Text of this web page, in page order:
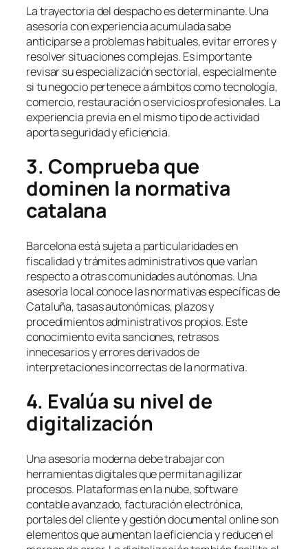
La trayectoria del despacho es determinante. Una
asesoría con experiencia acumulada sabe
anticiparse a problemas habituales, evitar errores y
resolver situaciones complejas. Es importante
revisar su especialización sectorial, especialmente
si tu negocio pertenece a ámbitos como tecnología,
comercio, restauración o servicios profesionales. La
experiencia previa en el mismo tipo de actividad
aporta seguridad y eficiencia.
3. Comprueba que
dominen la normativa
catalana
Barcelona está sujeta a particularidades en
fiscalidad y trámites administrativos que varían
respecto a otras comunidades autónomas. Una
asesoría local conoce las normativas específicas de
Cataluña, tasas autonómicas, plazos y
procedimientos administrativos propios. Este
conocimiento evita sanciones, retrasos
innecesarios y errores derivados de
interpretaciones incorrectas de la normativa.
4. Evalúa su nivel de
digitalización
Una asesoría moderna debe trabajar con
herramientas digitales que permitan agilizar
procesos. Plataformas en la nube, software
contable avanzado, facturación electrónica,
portales del cliente y gestión documental online son
elementos que aumentan la eficiencia y reducen el